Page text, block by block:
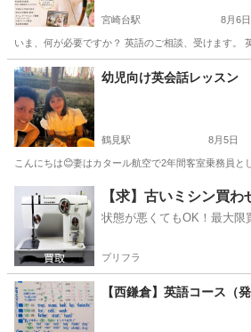
宮崎台駅 8月6日
いま、何が必要ですか？ 英語のご相談、受けます。
神奈川 川崎市 宮崎台駅 英語
幼児向け英会話レッスン
鶴見駅 8月5日
こんにちは😊妻はカタール航空で2年間客室乗務員
神奈川 横浜市 鶴見駅 英語 幼児
【求】古いミシン買
状態が悪くてもOK！最大限
プリフラ
【西鎌倉】英語コース（